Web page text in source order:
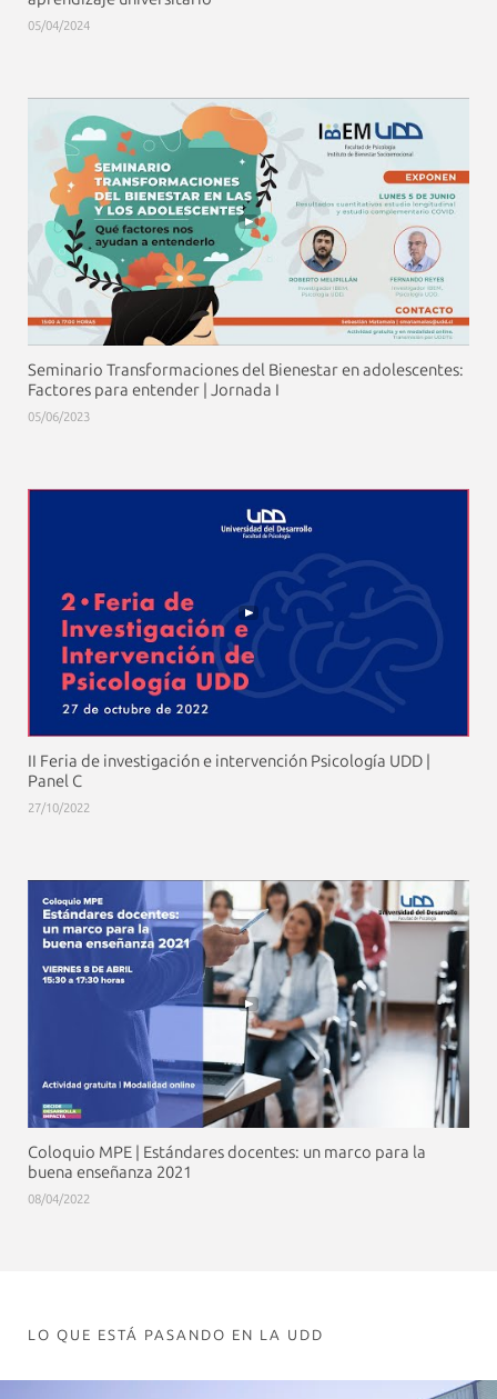
05/04/2024
Seminario Transformaciones del Bienestar en adolescentes:
Factores para entender | Jornada I
05/06/2023
II Feria de investigación e intervención Psicología UDD |
Panel C
27/10/2022
Coloquio MPE | Estándares docentes: un marco para la
buena enseñanza 2021
08/04/2022
LO QUE ESTÁ PASANDO EN LA UDD